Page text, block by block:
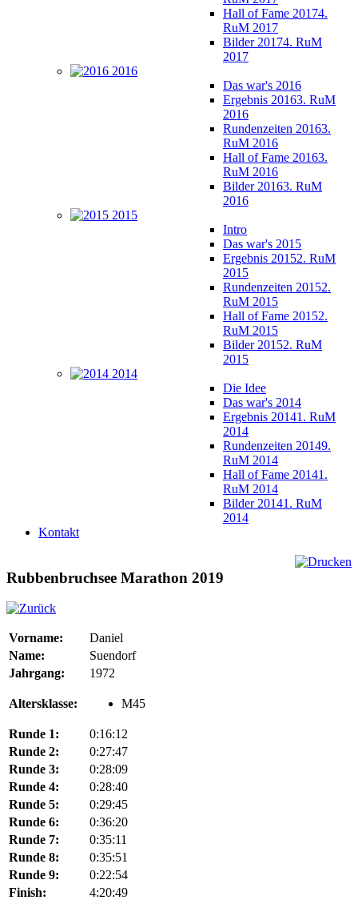
Hall of Fame 20174.
RuM 2017
Bilder 20174. RuM
2017
2016
Das war's 2016
Ergebnis 20163. RuM
2016
Rundenzeiten 20163.
RuM 2016
Hall of Fame 20163.
RuM 2016
Bilder 20163. RuM
2016
2015
Intro
Das war's 2015
Ergebnis 20152. RuM
2015
Rundenzeiten 20152.
RuM 2015
Hall of Fame 20152.
RuM 2015
Bilder 20152. RuM
2015
2014
Die Idee
Das war's 2014
Ergebnis 20141. RuM
2014
Rundenzeiten 20149.
RuM 2014
Hall of Fame 20141.
RuM 2014
Bilder 20141. RuM
2014
Kontakt
Rubbenbruchsee Marathon 2019
Vorname:
Daniel
Name:
Suendorf
Jahrgang:
1972
Altersklasse: M45
Runde 1:
0:16:12
Runde 2:
0:27:47
Runde 3:
0:28:09
Runde 4:
0:28:40
Runde 5:
0:29:45
Runde 6:
0:36:20
Runde 7:
0:35:11
Runde 8:
0:35:51
Runde 9:
0:22:54
Finish:
4:20:49